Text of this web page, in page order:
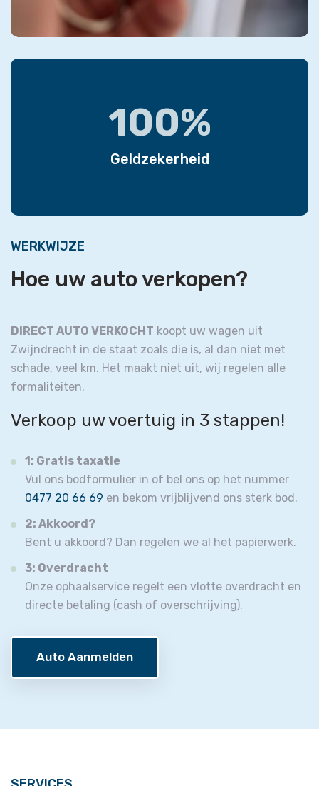
100%
Geldzekerheid
WERKWIJZE
Hoe uw auto verkopen?
DIRECT AUTO VERKOCHT koopt uw wagen uit
Zwijndrecht in de staat zoals die is, al dan niet met
schade, veel km. Het maakt niet uit, wij regelen alle
formaliteiten.
Verkoop uw voertuig in 3 stappen!
1: Gratis taxatie
Vul ons bodformulier in of bel ons op het nummer
0477 20 66 69 en bekom vrijblijvend ons sterk bod.
2: Akkoord?
Bent u akkoord? Dan regelen we al het papierwerk.
3: Overdracht
Onze ophaalservice regelt een vlotte overdracht en
directe betaling (cash of overschrijving).
Auto Aanmelden